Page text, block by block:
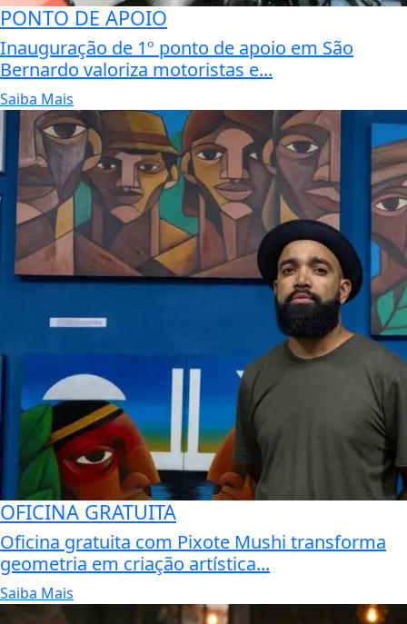
PONTO DE APOIO
Inauguração de 1º ponto de apoio em São
Bernardo valoriza motoristas e...
Saiba Mais
OFICINA GRATUITA
Oficina gratuita com Pixote Mushi transforma
geometria em criação artística...
Saiba Mais